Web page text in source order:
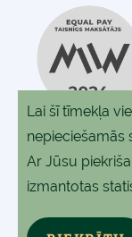
Lai šī tīmekļa
nepieciešamās
Ar Jūsu
izmantotas